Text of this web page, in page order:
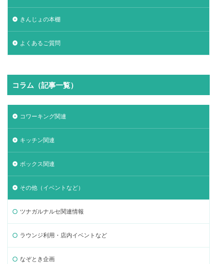
きんじょの本棚
よくあるご質問
コラム（記事一覧）
コワーキング関連
キッチン関連
ボックス関連
その他（イベントなど）
ツナガルナルセ関連情報
ラウンジ利用・店内イベントなど
なぞとき企画